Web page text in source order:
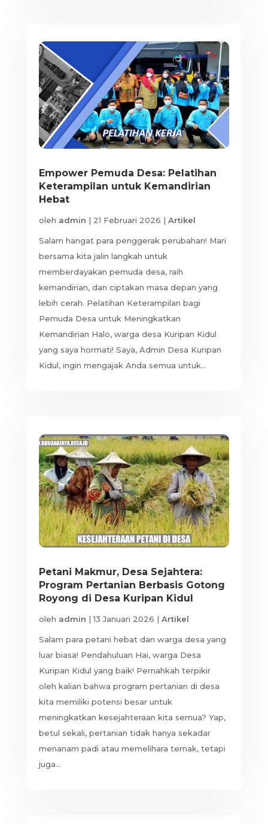
Empower Pemuda Desa: Pelatihan
Keterampilan untuk Kemandirian
Hebat
oleh admin | 21 Februari 2026 | Artikel
Salam hangat para penggerak perubahan! Mari
bersama kita jalin langkah untuk
memberdayakan pemuda desa, raih
kemandirian, dan ciptakan masa depan yang
lebih cerah. Pelatihan Keterampilan bagi
Pemuda Desa untuk Meningkatkan
Kemandirian Halo, warga desa Kuripan Kidul
yang saya hormati! Saya, Admin Desa Kuripan
Kidul, ingin mengajak Anda semua untuk...
Petani Makmur, Desa Sejahtera:
Program Pertanian Berbasis Gotong
Royong di Desa Kuripan Kidul
oleh admin |13 Januari 2026 | Artikel
Salam para petani hebat dan warga desa yang
luar biasa! Pendahuluan Hai, warga Desa
Kuripan Kidul yang baik! Pernahkah terpikir
oleh kalian bahwa program pertanian di desa
kita memiliki potensi besar untuk
meningkatkan kesejahteraan kita semua? Yap,
betul sekali, pertanian tidak hanya sekadar
menanam padi atau memelihara ternak, tetapi
juga...